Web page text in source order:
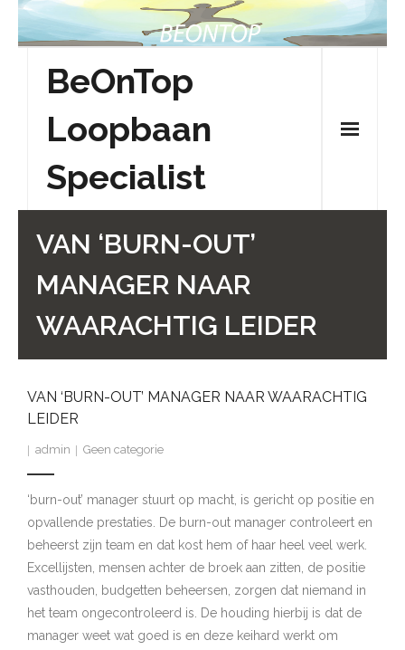
Skip
to
BeOnTop
Loopbaan
Specialist
VAN ‘BURN-OUT’
MANAGER NAAR
WAARACHTIG LEIDER
VAN ‘BURN-OUT’ MANAGER NAAR WAARACHTIG
LEIDER
admin Geen categorie
‘burn-out’ manager stuurt op macht, is gericht op positie en
opvallende prestaties. De burn-out manager controleert en
beheerst zijn team en dat kost hem of haar heel veel werk.
Excellijsten, mensen achter de broek aan zitten, de positie
vasthouden, budgetten beheersen, zorgen dat niemand in
het team ongecontroleerd is. De houding hierbij is dat de
manager weet wat goed is en deze keihard werkt om